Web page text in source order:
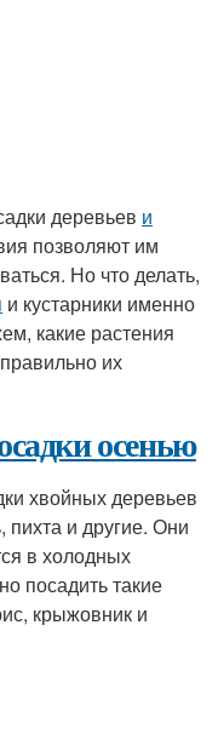
деревьев и
позволяют им
Но что делать,
и кустарники именно
какие растения
их
осенью
хвойных деревьев
пихта и другие. Они
в холодных
посадить такие
крыжовник и